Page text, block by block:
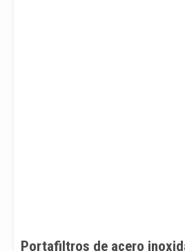
Portafiltros de acero